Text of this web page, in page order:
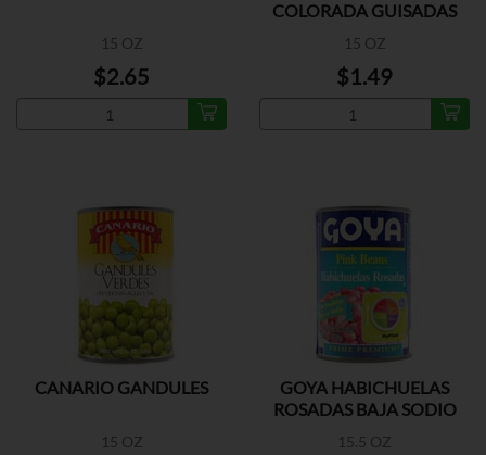
15 OZ
$2.65
COLORADA GUISADAS
15 OZ
$1.49
CANARIO GANDULES
15 OZ
GOYA HABICHUELAS
ROSADAS BAJA SODIO
15.5 OZ